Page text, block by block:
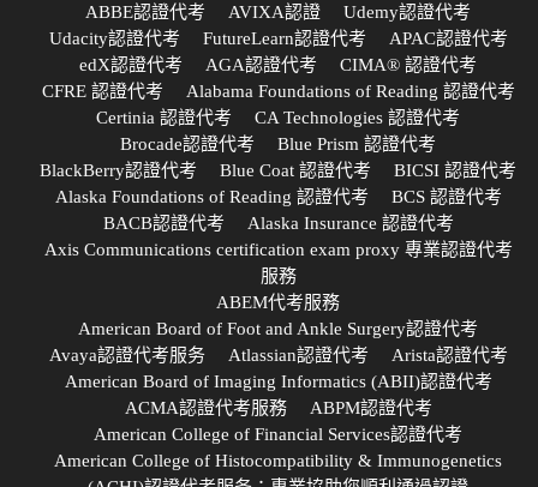
ABBE認證代考
AVIXA認證
Udemy認證代考
Udacity認證代考
FutureLearn認證代考
APAC認證代考
edX認證代考
AGA認證代考
CIMA® 認證代考
CFRE 認證代考
Alabama Foundations of Reading 認證代考
Certinia 認證代考
CA Technologies 認證代考
Brocade認證代考
Blue Prism 認證代考
BlackBerry認證代考
Blue Coat 認證代考
BICSI 認證代考
Alaska Foundations of Reading 認證代考
BCS 認證代考
BACB認證代考
Alaska Insurance 認證代考
Axis Communications certification exam proxy 專業認證代考
服務
ABEM代考服務
American Board of Foot and Ankle Surgery認證代考
Avaya認證代考服务
Atlassian認證代考
Arista認證代考
American Board of Imaging Informatics (ABII)認證代考
ACMA認證代考服務
ABPM認證代考
American College of Financial Services認證代考
American College of Histocompatibility & Immunogenetics